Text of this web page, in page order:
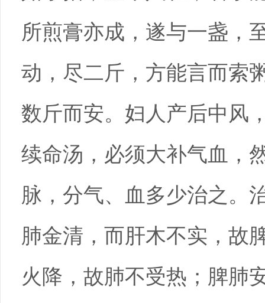
所煎膏亦成，遂与一盏，
动，尽二斤，方能言而索
数斤而安。妇人产后中风
续命汤，必须大补气血，
脉，分气、血多少治之。
肺金清，而肝木不实，故
火降，故肺不受热；脾肺